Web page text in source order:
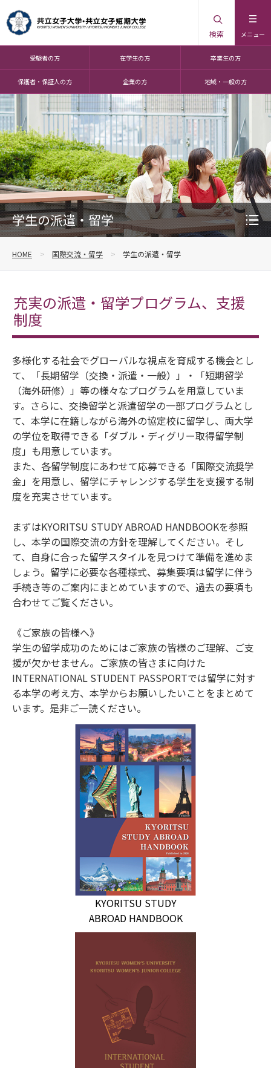
メニュー
検索
受験者の方 在学生の方 卒業生の方
保護者・保証人の方 企業の方 地域・一般の方
学生の派遣・留学
HOME 国際交流・留学 学生の派遣・留学
充実の派遣・留学プログラム、支援
制度
多様化する社会でグローバルな視点を育成する機会とし
て、「長期留学（交換・派遣・一般）」・「短期留学
（海外研修）」等の様々なプログラムを用意していま
す。さらに、交換留学と派遣留学の一部プログラムとし
て、本学に在籍しながら海外の協定校に留学し、両大学
の学位を取得できる「ダブル・ディグリー取得留学制
度」も用意しています。
また、各留学制度にあわせて応募できる「国際交流奨学
金」を用意し、留学にチャレンジする学生を支援する制
度を充実させています。
まずはKYORITSU STUDY ABROAD HANDBOOKを参照
し、本学の国際交流の方針を理解してください。そし
て、自身に合った留学スタイルを見つけて準備を進めま
しょう。留学に必要な各種様式、募集要項は留学に伴う
手続き等のご案内にまとめていますので、過去の要項も
合わせてご覧ください。
《ご家族の皆様へ》
学生の留学成功のためにはご家族の皆様のご理解、ご支
援が欠かせません。ご家族の皆さまに向けた
INTERNATIONAL STUDENT PASSPORTでは留学に対す
る本学の考え方、本学からお願いしたいことをまとめて
います。是非ご一読ください。
KYORITSU STUDY
ABROAD HANDBOOK